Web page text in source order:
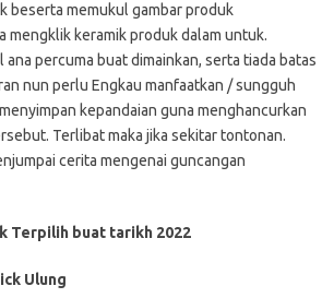
beserta memukul gambar produk
mengklik keramik produk dalam untuk.
percuma buat dimainkan, serta tiada batas
nun perlu Engkau manfaatkan / sungguh
kepandaian guna menghancurkan
Terlibat maka jika sekitar tontonan.
cerita mengenai guncangan
Terpilih buat tarikh 2022
Ulung